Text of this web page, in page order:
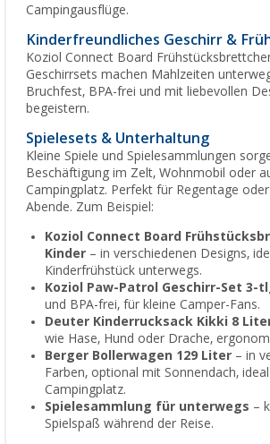
Campingausflüge.
Kinderfreundliches Geschirr &
Koziol Connect Board
Geschirrsets machen Mahlzeiten
Bruchfest, BPA-frei und mit liebevollen
begeistern.
Spielesets & Unterhaltung
Kleine Spiele und Spielesammlungen
Beschäftigung im Zelt, Wohnmobil oder
Campingplatz. Perfekt für Regentage
Abende. Zum Beispiel:
Koziol Connect Board
Kinder – in verschiedenen Designs,
Kinderfrühstück unterwegs.
Koziol Paw-Patrol Geschirr-Set 3-
und BPA-frei, für kleine Camper-Fans.
Deuter Kinderrucksack Kikki 8
wie Hase, Hund oder Drache,
Berger Bollerwagen 129 Liter – in
Farben, optional mit Sonnendach,
Campingplatz.
Spielesammlung für unterwegs –
Spielspaß während der Reise.